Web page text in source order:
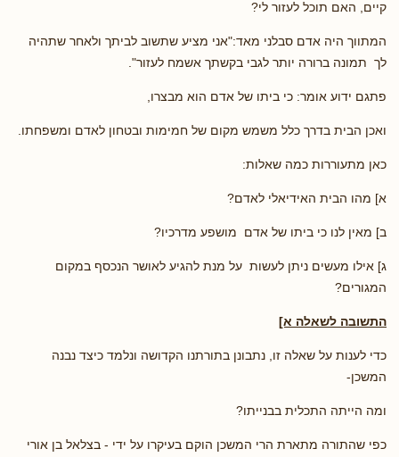
קיים, האם תוכל לעזור לי?
המתווך היה אדם סבלני מאד:"אני מציע שתשוב לביתך ולאחר שתהיה
לך תמונה ברורה יותר לגבי בקשתך אשמח לעזור".
פתגם ידוע אומר: כי ביתו של אדם הוא מבצרו,
ואכן הבית בדרך כלל משמש מקום של חמימות ובטחון לאדם ומשפחתו.
כאן מתעוררות כמה שאלות:
א] מהו הבית האידיאלי לאדם?
ב] מאין לנו כי ביתו של אדם מושפע מדרכיו?
ג] אילו מעשים ניתן לעשות על מנת להגיע לאושר הנכסף במקום
המגורים?
התשובה לשאלה א]
כדי לענות על שאלה זו, נתבונן בתורתנו הקדושה ונלמד כיצד נבנה
המשכן-
ומה הייתה התכלית בבנייתו?
כפי שהתורה מתארת הרי המשכן הוקם בעיקרו על ידי - בצלאל בן אורי